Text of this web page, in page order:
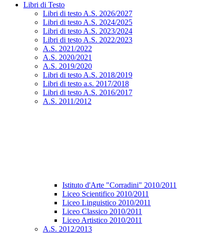
Libri di Testo
Libri di testo A.S. 2026/2027
Libri di testo A.S. 2024/2025
Libri di testo A.S. 2023/2024
Libri di testo A.S. 2022/2023
A.S. 2021/2022
A.S. 2020/2021
A.S. 2019/2020
Libri di testo A.S. 2018/2019
Libri di testo a.s. 2017/2018
Libri di testo A.S. 2016/2017
A.S. 2011/2012
Istituto d'Arte "Corradini" 2010/2011
Liceo Scientifico 2010/2011
Liceo Linguistico 2010/2011
Liceo Classico 2010/2011
Liceo Artistico 2010/2011
A.S. 2012/2013